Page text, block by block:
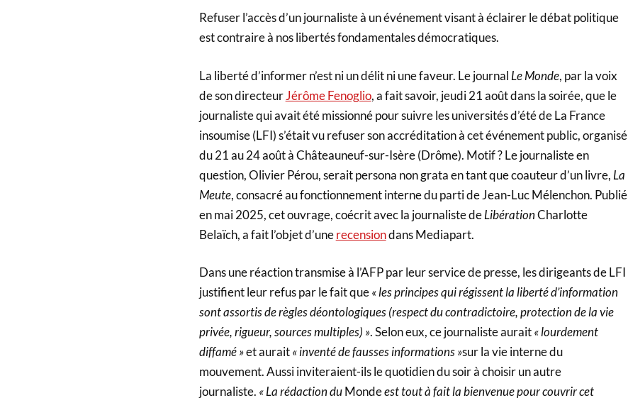
Refuser l’accès d’un journaliste à un événement visant à éclairer le débat politique
est contraire à nos libertés fondamentales démocratiques.
La liberté d’informer n’est ni un délit ni une faveur. Le journal Le Monde, par la voix
de son directeurJérôme Fenoglio, a fait savoir, jeudi 21 août dans la soirée, que le
journaliste qui avait été missionné pour suivre les universités d’été de La France
insoumise (LFI) s’était vu refuser son accréditation à cet événement public, organisé
du 21 au 24 août à Châteauneuf-sur-Isère (Drôme). Motif ? Le journaliste en
question, Olivier Pérou, serait persona non grata en tant que coauteur d’un livre, La
Meute, consacré au fonctionnement interne du parti de Jean-Luc Mélenchon. Publié
en mai 2025, cet ouvrage, coécrit avec la journaliste deLibérationCharlotte
Belaïch, a fait l’objet d’unerecensiondans Mediapart.
Dans une réaction transmise à l’AFP par leur service de presse, les dirigeants de LFI
justifient leur refus par le fait que« les principes qui régissent la liberté d’information
sont assortis de règles déontologiques (respect du contradictoire, protection de la vie
privée, rigueur, sources multiples) ». Selon eux, ce journaliste aurait« lourdement
diffamé »et aurait« inventé de fausses informations »sur la vie interne du
mouvement. Aussi inviteraient-ils le quotidien du soir à choisir un autre
journaliste. « La rédaction duMondeest tout à fait la bienvenue pour couvrir cet